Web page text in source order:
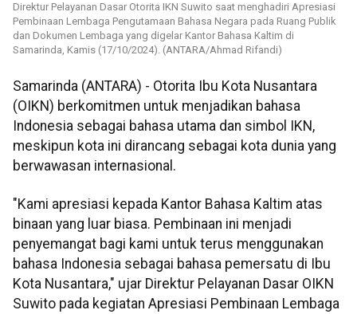
Direktur Pelayanan Dasar Otorita IKN Suwito saat menghadiri Apresiasi
Pembinaan Lembaga Pengutamaan Bahasa Negara pada Ruang Publik
dan Dokumen Lembaga yang digelar Kantor Bahasa Kaltim di
Samarinda, Kamis (17/10/2024). (ANTARA/Ahmad Rifandi)
Samarinda (ANTARA) - Otorita Ibu Kota Nusantara
(OIKN) berkomitmen untuk menjadikan bahasa
Indonesia sebagai bahasa utama dan simbol IKN,
meskipun kota ini dirancang sebagai kota dunia yang
berwawasan internasional.
"Kami apresiasi kepada Kantor Bahasa Kaltim atas
binaan yang luar biasa. Pembinaan ini menjadi
penyemangat bagi kami untuk terus menggunakan
bahasa Indonesia sebagai bahasa pemersatu di Ibu
Kota Nusantara," ujar Direktur Pelayanan Dasar OIKN
Suwito pada kegiatan Apresiasi Pembinaan Lembaga